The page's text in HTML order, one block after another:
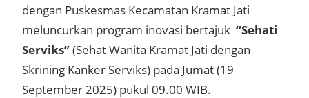
dengan Puskesmas Kecamatan Kramat Jati
meluncurkan program inovasi bertajuk “Sehati
Serviks”(Sehat Wanita Kramat Jati dengan
Skrining Kanker Serviks) pada Jumat (19
September 2025) pukul 09.00 WIB.